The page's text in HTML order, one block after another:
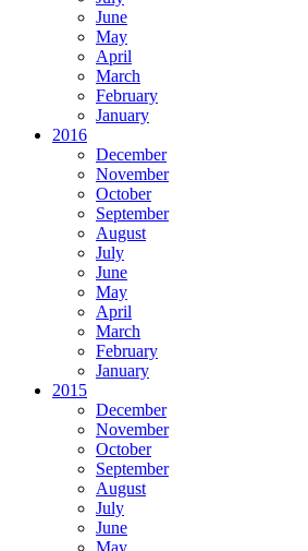
June
May
April
March
February
January
2016
December
November
October
September
August
July
June
May
April
March
February
January
2015
December
November
October
September
August
July
June
May